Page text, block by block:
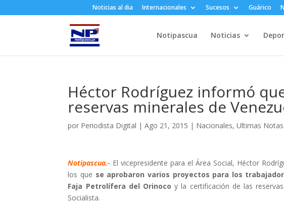
Noticias al dia Internacionales Sucesos Guárico
Notipascua Noticias
Héctor Rodríguez informó
reservas minerales de
por Periodista Digital |Ago 21, 2015 | Nacionales,Ultimas Notas
Notipascua.- El vicepresidente para el Área Social, Héctor
los que se aprobaron varios proyectos para los
Faja Petrolífera del Orinoco y la certificación de las
Socialista.